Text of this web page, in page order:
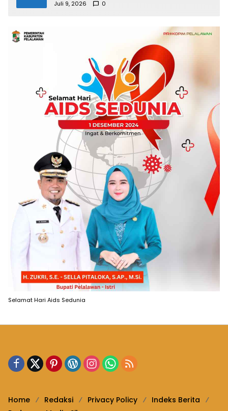
Masyarakat Desa Rangsang
Juli 9, 2026 0
Selamat Hari Aids Sedunia
Home Redaksi Privacy Policy
Indeks Berita